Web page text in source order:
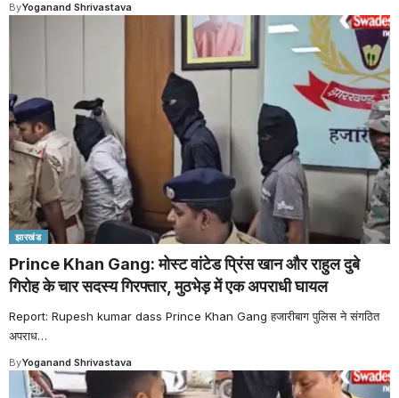
ByYoganand Shrivastava
झारखंड
Prince Khan Gang: मोस्ट वांटेड प्रिंस खान और राहुल दुबे
गिरोह के चार सदस्य गिरफ्तार, मुठभेड़ में एक अपराधी घायल
Report: Rupesh kumar dass Prince Khan Gang हजारीबाग पुलिस ने संगठित
अपराध…
ByYoganand Shrivastava